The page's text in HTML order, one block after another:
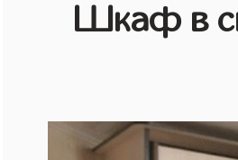
Шкаф в